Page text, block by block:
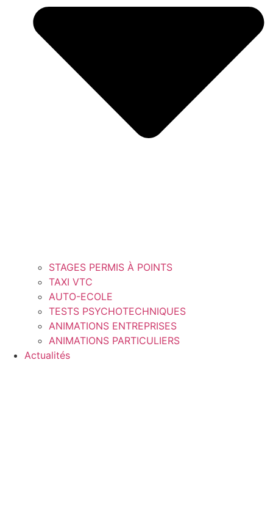
STAGES PERMIS À POINTS
TAXI VTC
AUTO-ECOLE
TESTS PSYCHOTECHNIQUES
ANIMATIONS ENTREPRISES
ANIMATIONS PARTICULIERS
Actualités